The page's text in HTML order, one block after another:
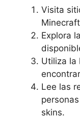
Visita
Explora
Utiliza‍ la
Lee las
skins.